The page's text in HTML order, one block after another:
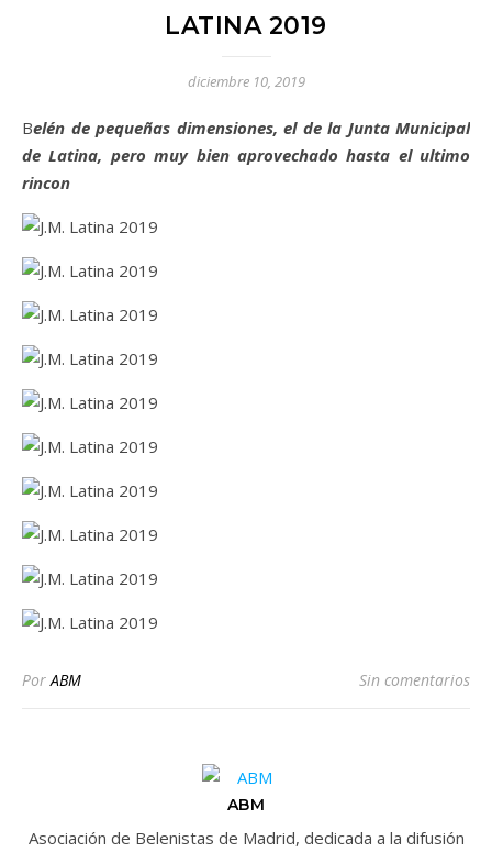
LATINA 2019
diciembre 10, 2019
Belén de pequeñas dimensiones, el de la Junta Municipal
de Latina, pero muy bien aprovechado hasta el ultimo
rincon
PorABM Sin comentarios
ABM
Asociación de Belenistas de Madrid, dedicada a la difusión